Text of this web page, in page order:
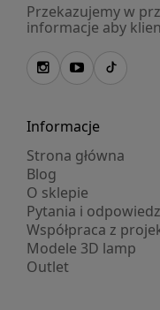
Przekazujemy w
informacje aby
Informacje
Strona główna
Blog
O sklepie
Pytania i
Współpraca z
Modele 3D lamp
Outlet